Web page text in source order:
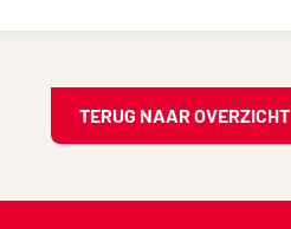
TERUG NAAR OVERZICHT